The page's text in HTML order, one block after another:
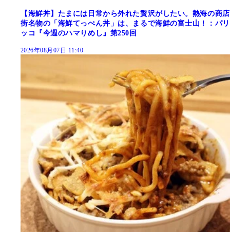
【海鮮丼】たまには日常から外れた贅沢がしたい。熱海の商店
街名物の「海鮮てっぺん丼」は、まるで海鮮の富士山！：パリ
ッコ『今週のハマりめし』第250回
2026年08月07日 11:40